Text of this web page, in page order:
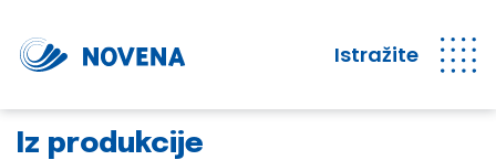
Istražite
Iz produkcije